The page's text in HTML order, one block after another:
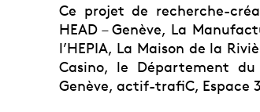
Ce projet de recherche-
HEAD – Genève, La
l’HEPIA, La Maison de la
Casino, le Département
Genève, actif-trafiC, Espace